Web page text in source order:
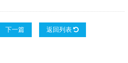
下一篇 返回列表